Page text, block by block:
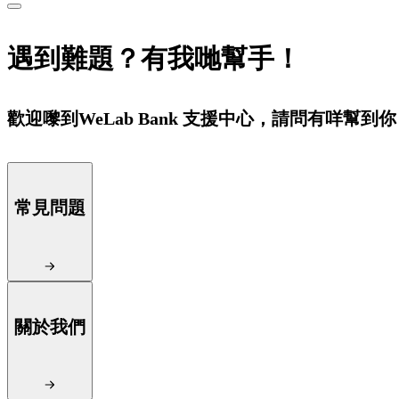
遇到難題？有我哋幫手！
歡迎嚟到WeLab Bank 支援中心，請問有咩幫到
常見問題
關於我們